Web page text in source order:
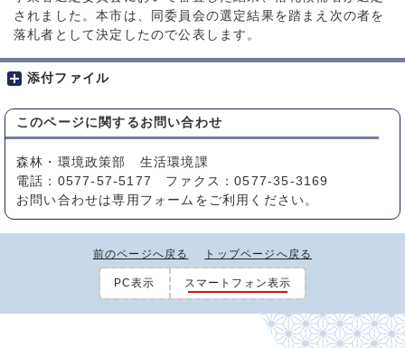
されました。本市は、同委員会の選定結果を踏まえ次の者を
落札者として決定したので公表します。
添付ファイル
このページに関する お問い合わせ
森林・環境政策部 生活環境課
電話：0577-57-5177 ファクス：0577-35-3169
お問い合わせは専用フォームをご利用ください。
前のページへ戻る トップページへ戻る
PC表示 スマートフォン表示